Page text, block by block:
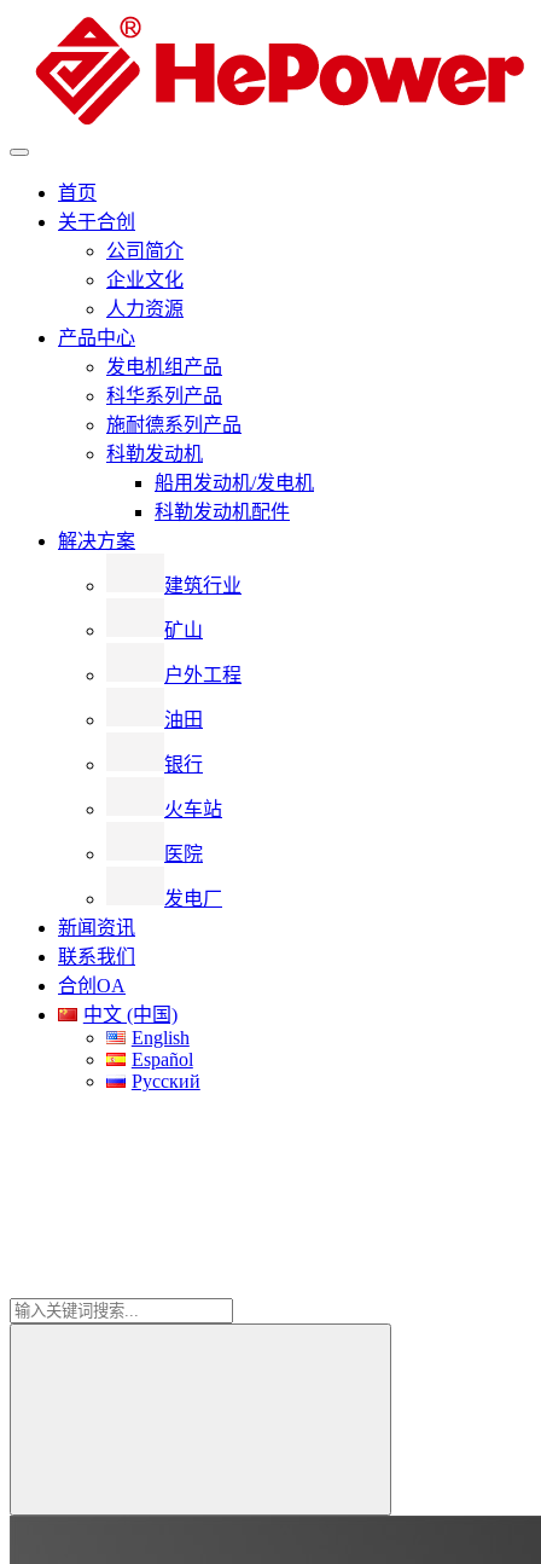
首页
关于合创
公司简介
企业文化
人力资源
产品中心
发电机组产品
科华系列产品
施耐德系列产品
科勒发动机
船用发动机/发电机
科勒发动机配件
解决方案
建筑行业
矿山
户外工程
油田
银行
火车站
医院
发电厂
新闻资讯
联系我们
合创OA
中文 (中国)
English
Español
Русский